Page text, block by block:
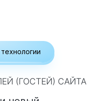
(ГОСТЕЙ) САЙТА